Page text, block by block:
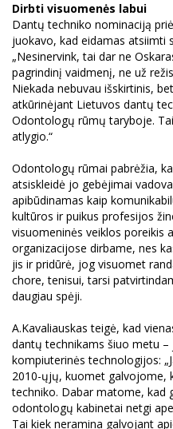
Dirbti visuomenės labui
Dantų techniko nominaciją
juokavo, kad eidamas atsiimti
„Nesinervink, tai dar ne
pagrindinį vaidmenį, ne už
Niekada nebuvau išskirtinis,
atkūrinėjant Lietuvos dantų
Odontologų rūmų taryboje.
atlygio.“
Odontologų rūmai pabrėžia,
atsiskleidė jo gebėjimai
apibūdinamas kaip
kultūros ir puikus profesijos
visuomeninės veiklos poreikis
organizacijose dirbame, nes
jis ir pridūrė, jog visuomet
chore, tenisui, tarsi
daugiau spėji.
A.Kavaliauskas teigė, kad
dantų technikams šiuo metu
kompiuterinės technologijos:
2010-ųjų, kuomet galvojome,
techniko. Dabar matome, kad
odontologų kabinetai netgi
Tai kiek neramina galvojant